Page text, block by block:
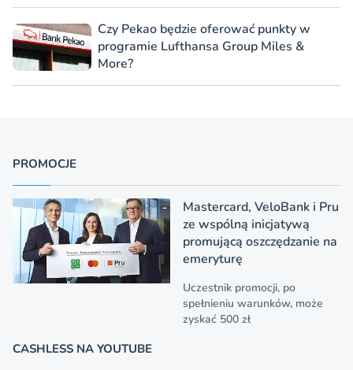
Czy Pekao będzie oferować punkty w
programie Lufthansa Group Miles &
More?
PROMOCJE
Mastercard, VeloBank i Pru
ze wspólną inicjatywą
promującą oszczędzanie na
emeryturę
Uczestnik promocji, po
spełnieniu warunków, może
zyskać 500 zł
CASHLESS NA YOUTUBE